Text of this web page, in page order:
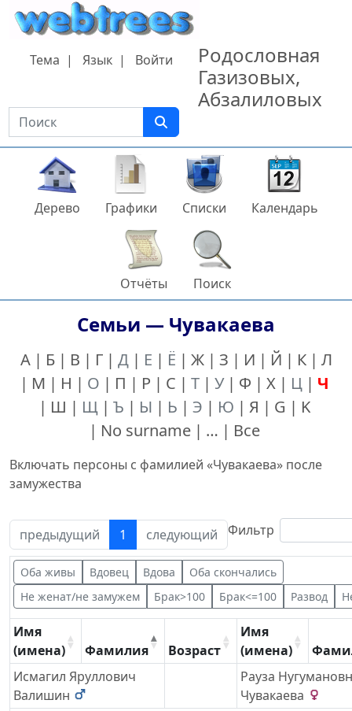
Перейти к содержанию
Родословная
Газизовых,
Абзалиловых
Поиск
Тема Язык Войти
Дерево Графики Списки Календарь
Отчёты Поиск
Семьи — Чувакаева
А Б В Г Д Е Ё Ж З И Й К
Л
М
Н О П Р С Т У Ф Х Ц
Ч
Ш
Щ Ъ Ы Ь Э Ю Я G
K
No surname
… Все
Включать персоны с фамилией «Чувакаева» после
замужества
предыдущий 1 следующий Фильтр
Оба живы Вдовец Вдова
Оба скончались
Не женат/не замужем
Брак>100 Брак<=100 Развод
Имя
(имена)
Фамилия Возраст
Имя
(имена)
Исмагил Яруллович
Валишин
Рауза
Чувакаева